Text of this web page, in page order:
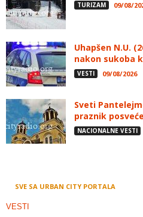
TURIZAM 09/08/
Uhapšen N.U.
nakon sukoba
VESTI 09/08/2026
Sveti
praznik
NACIONALNE VESTI
SVE SA URBAN CITY PORTALA
VESTI